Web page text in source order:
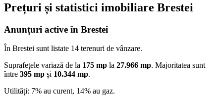
Prețuri și statistici imobiliare Brestei
Anunțuri active în Brestei
În Brestei sunt listate 14 terenuri de vânzare.
Suprafețele variază de la 175 mp la 27.966 mp. Majoritatea sunt
între 395 mp și 10.344 mp.
Utilități: 7% au curent, 14% au gaz.